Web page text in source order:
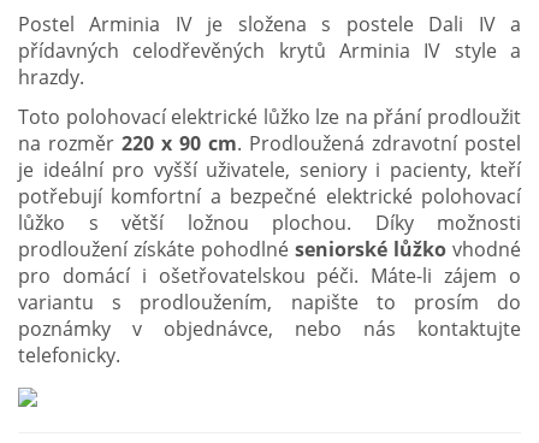
Postel Arminia IV je složena s postele Dali IV a
přídavných celodřevěných krytů Arminia IV style a
hrazdy.
Toto polohovací elektrické lůžko lze na přání prodloužit
na rozměr 220 x 90 cm. Prodloužená zdravotní postel
je ideální pro vyšší uživatele, seniory i pacienty, kteří
potřebují komfortní a bezpečné elektrické polohovací
lůžko s větší ložnou plochou. Díky možnosti
prodloužení získáte pohodlné seniorské lůžko vhodné
pro domácí i ošetřovatelskou péči. Máte-li zájem o
variantu s prodloužením, napište to prosím do
poznámky v objednávce, nebo nás kontaktujte
telefonicky.